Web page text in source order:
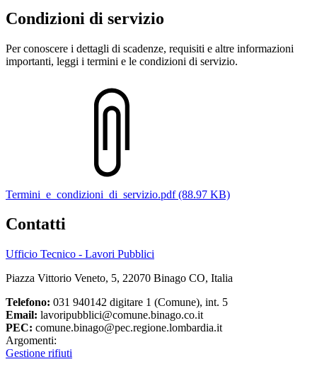
Condizioni di servizio
Per conoscere i dettagli di scadenze, requisiti e altre informazioni
importanti, leggi i termini e le condizioni di servizio.
Termini_e_condizioni_di_servizio.pdf (88.97 KB)
Contatti
Ufficio Tecnico - Lavori Pubblici
Piazza Vittorio Veneto, 5, 22070 Binago CO, Italia
Telefono: 031 940142 digitare 1 (Comune), int. 5
Email: lavoripubblici@comune.binago.co.it
PEC: comune.binago@pec.regione.lombardia.it
Argomenti:
Gestione rifiuti